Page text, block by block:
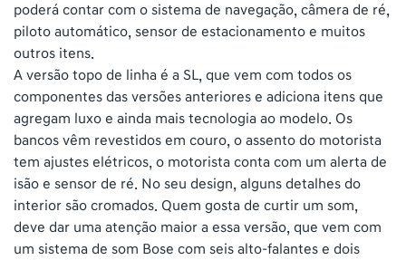
poderá contar com o sistema de navegação, câmera de ré,
piloto automático, sensor de estacionamento e muitos
outros itens.
A versão topo de linha é a SL, que vem com todos os
componentes das versões anteriores e adiciona itens que
agregam luxo e ainda mais tecnologia ao modelo. Os
bancos vêm revestidos em couro, o assento do motorista
tem ajustes elétricos, o motorista conta com um alerta de
isão e sensor de ré. No seu design, alguns detalhes do
interior são cromados. Quem gosta de curtir um som,
deve dar uma atenção maior a essa versão, que vem com
um sistema de som Bose com seis alto-falantes e dois